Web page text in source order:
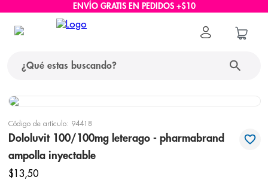
ENVÍO GRATIS EN PEDIDOS +$10
Código de artículo: 94418
Dololuvit 100/100mg leterago - pharmabrand
ampolla inyectable
$13,50
términos más buscados
1. protector solar
2. pañales
3.